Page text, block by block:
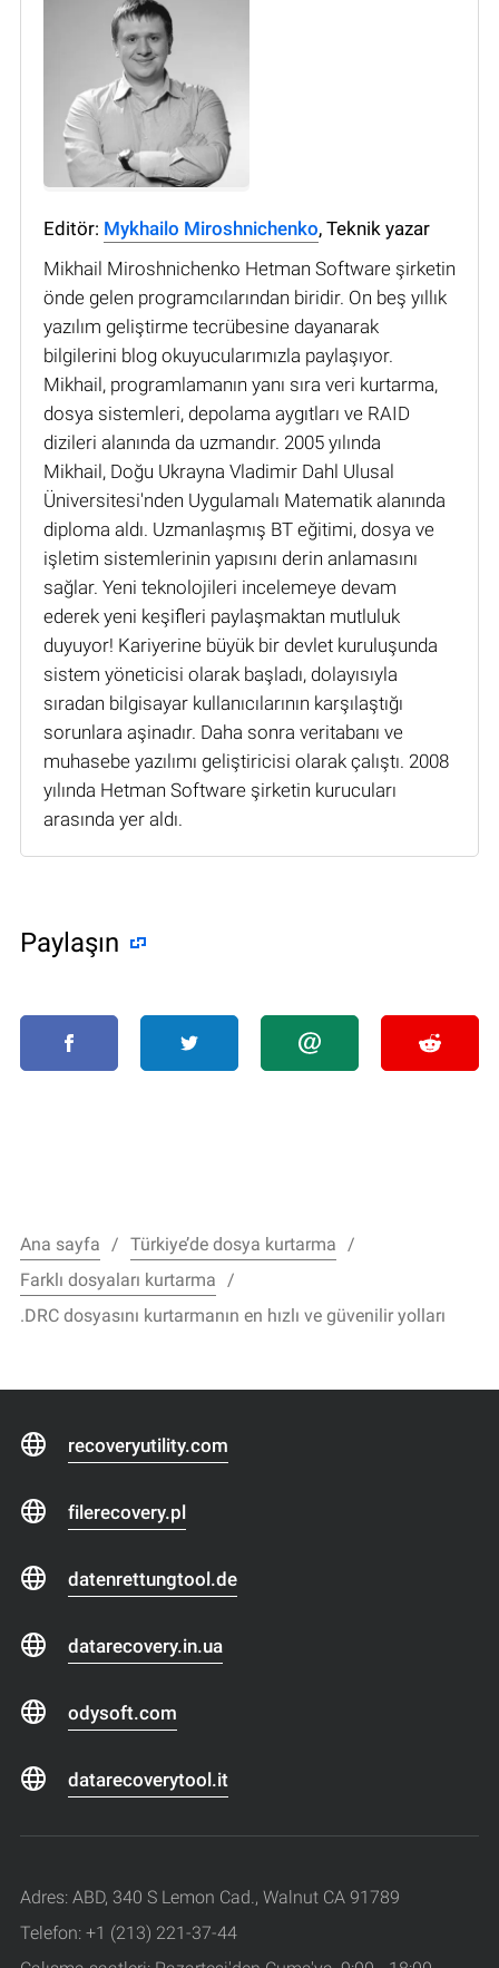
Editör: Mykhailo Miroshnichenko, Teknik yazar
Mikhail Miroshnichenko Hetman Software şirketin
önde gelen programcılarından biridir. On beş yıllık
yazılım geliştirme tecrübesine dayanarak
bilgilerini blog okuyucularımızla paylaşıyor.
Mikhail, programlamanın yanı sıra veri kurtarma,
dosya sistemleri, depolama aygıtları ve RAID
dizileri alanında da uzmandır. 2005 yılında
Mikhail, Doğu Ukrayna Vladimir Dahl Ulusal
Üniversitesi'nden Uygulamalı Matematik alanında
diploma aldı. Uzmanlaşmış BT eğitimi, dosya ve
işletim sistemlerinin yapısını derin anlamasını
sağlar. Yeni teknolojileri incelemeye devam
ederek yeni keşifleri paylaşmaktan mutluluk
duyuyor! Kariyerine büyük bir devlet kuruluşunda
sistem yöneticisi olarak başladı, dolayısıyla
sıradan bilgisayar kullanıcılarının karşılaştığı
sorunlara aşinadır. Daha sonra veritabanı ve
muhasebe yazılımı geliştiricisi olarak çalıştı. 2008
yılında Hetman Software şirketin kurucuları
arasında yer aldı.
Paylaşın
Ana sayfa
Türkiye’de dosya kurtarma
Farklı dosyaları kurtarma
.DRC dosyasını kurtarmanın en hızlı ve güvenilir yolları
recoveryutility.com
filerecovery.pl
datenrettungtool.de
datarecovery.in.ua
odysoft.com
datarecoverytool.it
Adres: ABD, 340 S Lemon Cad., Walnut CA 91789
Telefon: +1 (213) 221-37-44